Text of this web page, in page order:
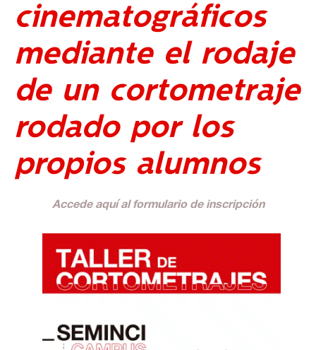
cinematográficos
mediante el rodaje
de un cortometraje
rodado por los
propios alumnos
Accede aquí al formulario de inscripción